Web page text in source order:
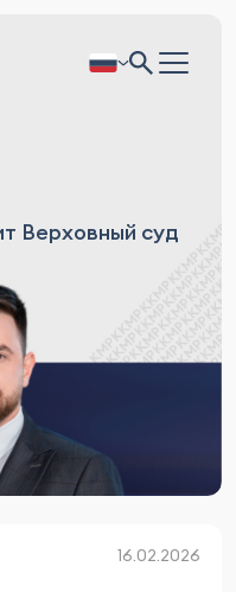
Верховный суд
16.02.2026